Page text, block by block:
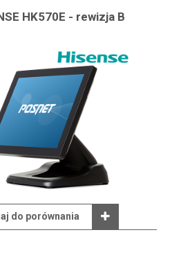
HK570E - rewizja B
do porównania